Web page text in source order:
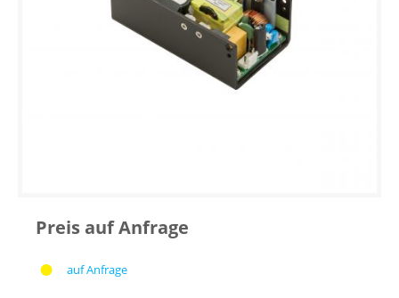
Preis auf Anfrage
auf Anfrage